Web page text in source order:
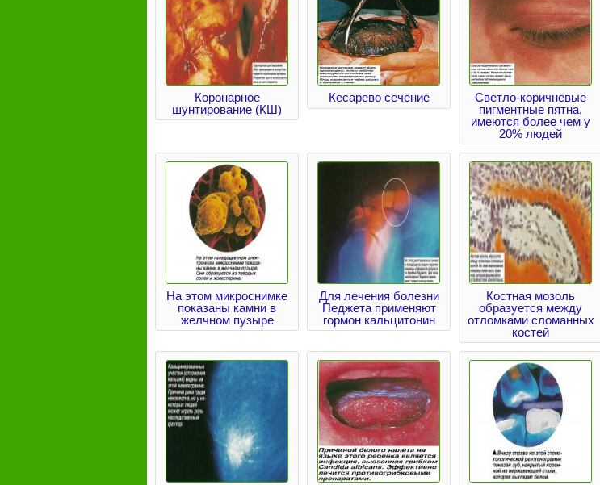
Коронарное
шунтирование (КШ)
Кесарево сечение
Светло-коричневые
пигментные пятна,
имеются более чем у
20% людей
На этом микроснимке
показаны камни в
желчном пузыре
Для лечения болезни
Педжета применяют
гормон кальцитонин
Костная мозоль
образуется между
отломками сломанных
костей